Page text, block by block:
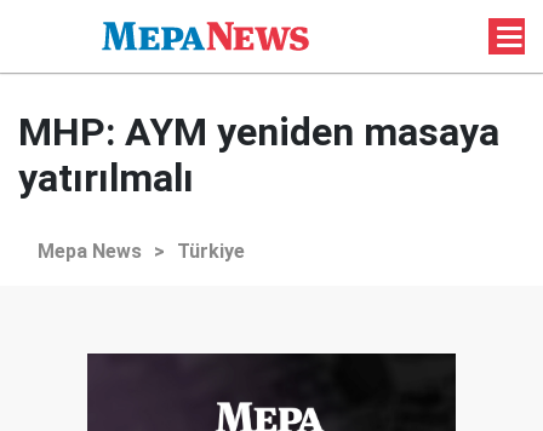
MHP: AYM yeniden masaya
yatırılmalı
Mepa News > Türkiye